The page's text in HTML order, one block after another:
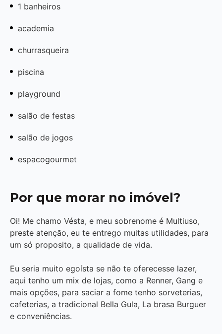
1 banheiros
academia
churrasqueira
piscina
playground
salão de festas
salão de jogos
espacogourmet
Por que morar no imóvel?
Oi! Me chamo Vésta, e meu sobrenome é Multiuso,
preste atenção, eu te entrego muitas utilidades, para
um só proposito, a qualidade de vida.
Eu seria muito egoísta se não te oferecesse lazer,
aqui tenho um mix de lojas, como a Renner, Gang e
mais opções, para saciar a fome tenho sorveterias,
cafeterias, a tradicional Bella Gula, La brasa Burguer
e conveniências.